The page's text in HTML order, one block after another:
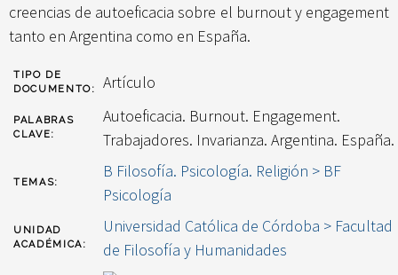
creencias de autoeficacia sobre el burnout y engagement
tanto en Argentina como en España.
TIPO DE
DOCUMENTO:
Artículo
PALABRAS
CLAVE:
Autoeficacia. Burnout. Engagement.
Trabajadores. Invarianza. Argentina. España.
TEMAS:
B Filosofía. Psicología. Religión > BF
Psicología
UNIDAD
ACADÉMICA:
Universidad Católica de Córdoba > Facultad
de Filosofía y Humanidades